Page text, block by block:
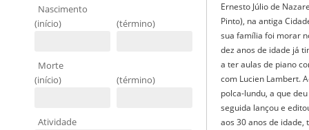
Nascimento
(início)
(término)
Morte
(início)
(término)
Atividade
Ernesto Júlio de
Pinto), na antiga
sua família foi morar
dez anos de idade já
a ter aulas de piano
com Lucien Lambert.
polca-lundu, a que
seguida lançou e
aos 30 anos de